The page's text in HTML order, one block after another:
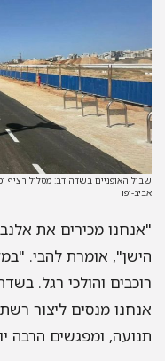
שביל האופניים בשדה דב: מסלול רציף
אביב-יפו
"אנחנו מכירים את
הישן", אומרת להבי.
רוכבים והולכי רגל.
אנחנו מנסים ליצור
תנועה, ומפגשים הרבה